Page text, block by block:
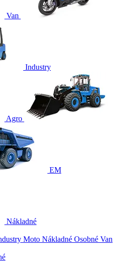
Van
Industry
Agro
EM
Nákladné
Moto Nákladné Osobné Van